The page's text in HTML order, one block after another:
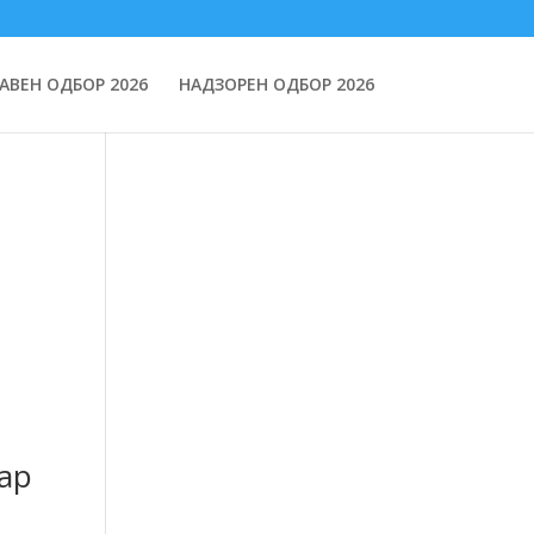
ОДБОР 2026 НАДЗОРЕН ОДБОР 2026